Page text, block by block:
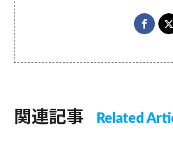
関連記事 Related